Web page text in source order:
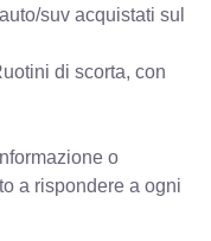
suv acquistati sul
di scorta, con
o
a rispondere a ogni